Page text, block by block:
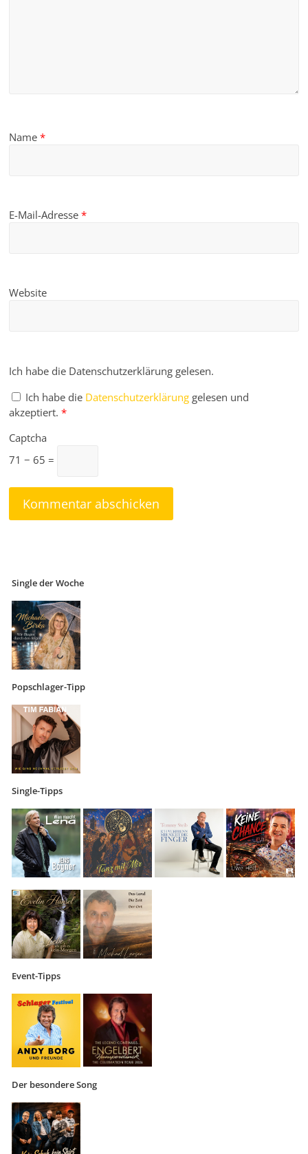
Name*
E-Mail-Adresse*
Website
Ich habe die Datenschutzerklärung gelesen.
Ich habe die Datenschutzerklärung gelesen und
akzeptiert. *
Captcha
71 − 65 =
Single der Woche
Popschlager-Tipp
Single-Tipps
Event-Tipps
Der besondere Song